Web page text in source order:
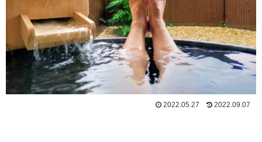
2022.05.27 2022.09.07